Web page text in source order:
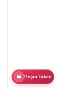
Peşin Taksit